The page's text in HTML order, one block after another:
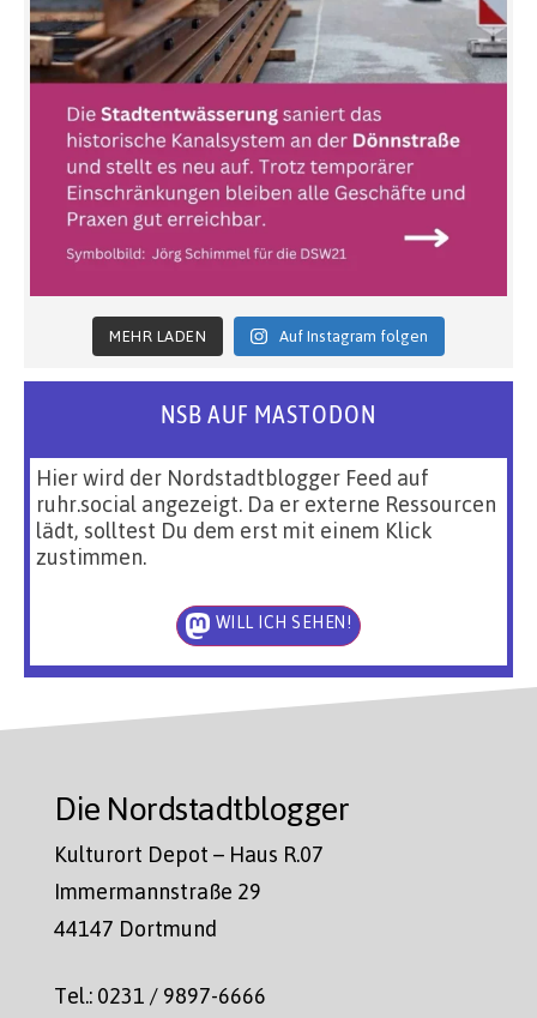
MEHR LADEN Auf Instagram folgen
NSB AUF MASTODON
Hier wird der Nordstadtblogger Feed auf
ruhr.social angezeigt. Da er externe Ressourcen
lädt, solltest Du dem erst mit einem Klick
zustimmen.
WILL ICH SEHEN!
Die Nordstadtblogger
Kulturort Depot – Haus R.07
Immermannstraße 29
44147 Dortmund
Tel.: 0231 / 9897-6666